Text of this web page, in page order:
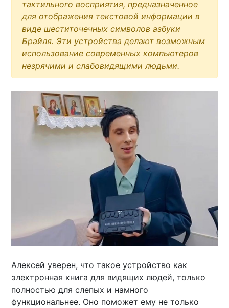
тактильного восприятия, предназначенное
для отображения текстовой информации в
виде шеститочечных символов азбуки
Брайля. Эти устройства делают возможным
использование современных компьютеров
незрячими и слабовидящими людьми.
Алексей уверен, что такое устройство как
электронная книга для видящих людей, только
полностью для слепых и намного
функциональнее. Оно поможет ему не только